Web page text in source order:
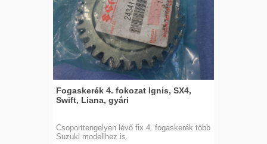
Fogaskerék 4. fokozat Ignis, SX4,
Swift, Liana, gyári
Csoporttengelyen lévő fix 4. fogaskerék több
Suzuki modellhez is.